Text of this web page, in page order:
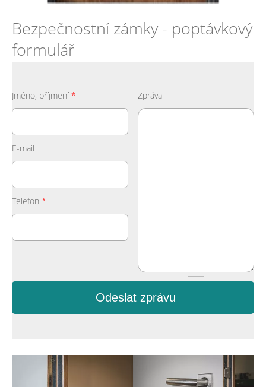
Bezpečnostní zámky - poptávkový
formulář
Zpráva
Jméno, příjmení *
E-mail
Telefon *